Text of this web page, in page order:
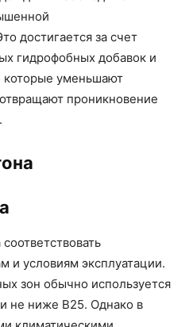
достигается за счет
гидрофобных добавок и
которые уменьшают
проникновение
и условиям эксплуатации.
зон обычно используется
не ниже В25. Однако в